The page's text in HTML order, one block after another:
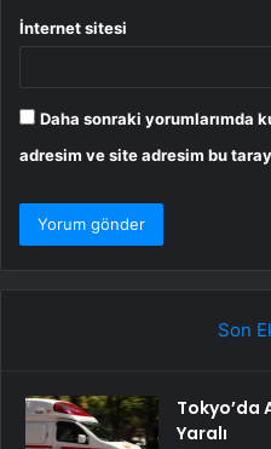
İnternet sitesi
Daha sonraki yorumlarımda
adresim ve site adresim bu
Son
Tokyo’da
Yaralı